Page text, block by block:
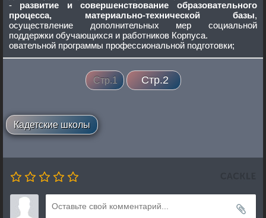
- развитие и совершенствование образовательного
процесса, материально-технической базы,
осуществление дополнительных мер социальной
поддержки обучающихся и работников Корпуса.
овательной программы профессиональной подготовки;
Стр.1 Стр.2
Кадетские школы